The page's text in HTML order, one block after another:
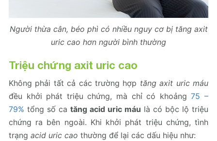
Người thừa cân, béo phì có nhiều nguy cơ bị tăng axit
uric cao hơn người bình thường
Triệu chứng axit uric cao
Không phải tất cả các trường hợp tăng axit uric máu
đều khởi phát triệu chứng, mà chỉ có khoảng75 –
79% tổng số ca tăng acid uric máu là có bộc lộ triệu
chứng ra bên ngoài. Khi khởi phát triệu chứng, tình
trạng acid uric cao thường để lại các dấu hiệu như: